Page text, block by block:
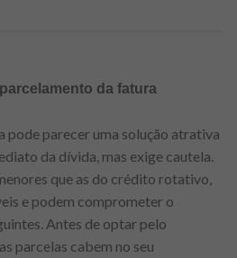
da fatura
pode parecer uma solução atrativa
da dívida, mas exige cautela.
que as do crédito rotativo,
e podem comprometer o
Antes de optar pelo
parcelas cabem no seu